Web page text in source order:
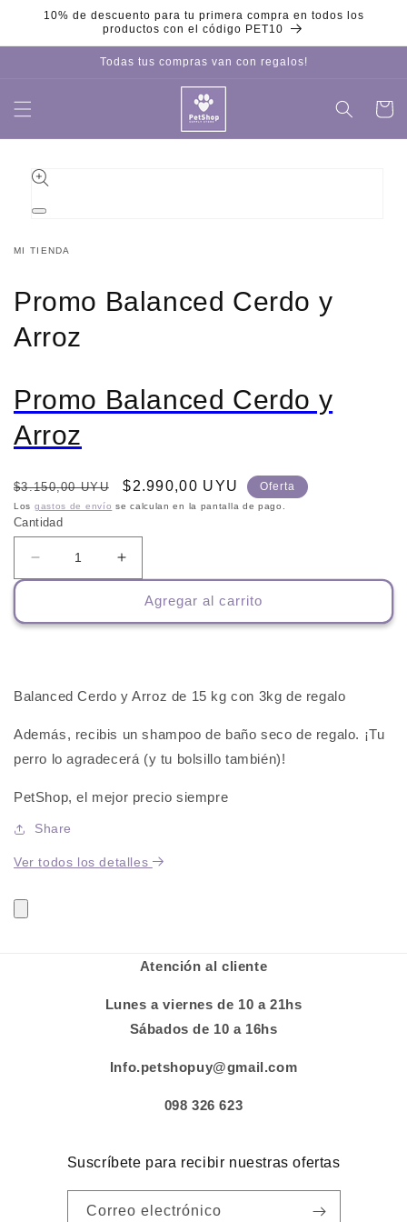
directamente
10% de descuento para tu primera compra en todos los
productos con el código PET10
Todas tus compras van con regalos!
Iniciar
sesión
Carrito
directamente
a la
del producto
Abrir
multimedia
1
ventana
modal
MI TIENDA
Promo Balanced Cerdo y
Arroz
Promo Balanced Cerdo y
Arroz
Precio
habitual
$3.150,00 UYU
Precio
de
$2.990,00 UYU Oferta
Los gastos de envío se calculan en la pantalla de pago.
Cantidad
Reducir
cantidad
Promo
Arroz
Aumentar
cantidad
para
Promo
Arroz
Agregar al carrito
Balanced Cerdo y Arroz de 15 kg con 3kg de regalo
Además, recibis un shampoo de baño seco de regalo. ¡Tu
perro lo agradecerá (y tu bolsillo también)!
PetShop, el mejor precio siempre
Share
Ver todos los detalles
Atención al cliente
Lunes a viernes de 10 a 21hs
Sábados de 10 a 16hs
Info.petshopuy@gmail.com
098 326 623
Suscríbete para recibir nuestras ofertas
Correo electrónico